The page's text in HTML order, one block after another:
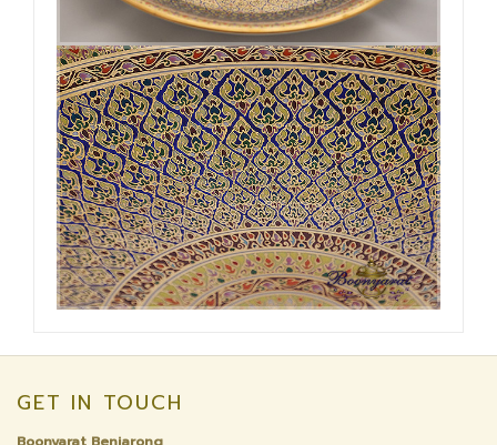
GET IN TOUCH